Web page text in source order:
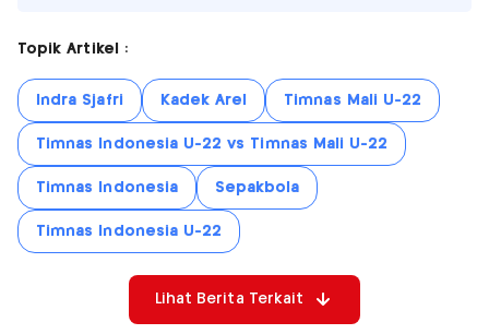
Topik Artikel :
Indra Sjafri Kadek Arel Timnas Mali U-22
Timnas Indonesia U-22 vs Timnas Mali U-22
Timnas Indonesia Sepakbola
Timnas Indonesia U-22
Lihat Berita Terkait